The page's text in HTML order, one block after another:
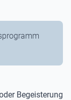
Begeisterung